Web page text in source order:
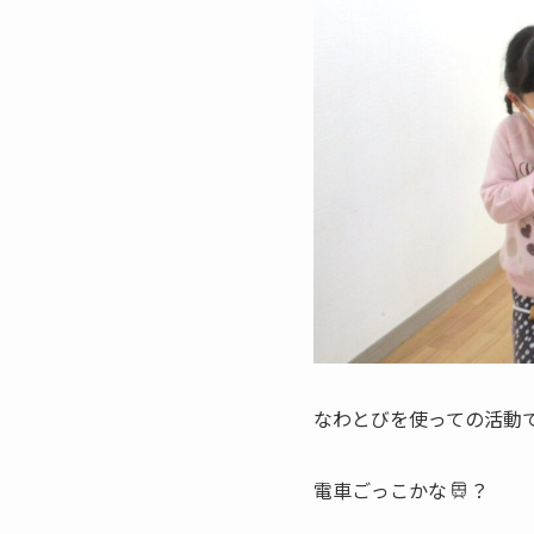
なわとびを使っての活動
電車ごっこかな ？